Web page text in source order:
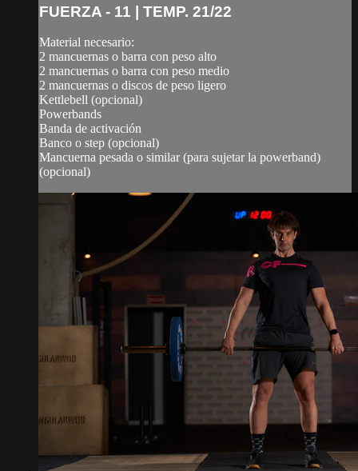
FUERZA - 11 | TEMP. 21/22
Material necesario:
2 mancuernas o barra con peso alto
2 mancuernas o barra con peso medio
2 mancuernas o discos de peso ligero
Kettlebell (opcional)
Powerbands
Banda de activación
Banco o step (opcional)
Mancuerna pesada o similar (para sujetar la powerband)
(opcional)